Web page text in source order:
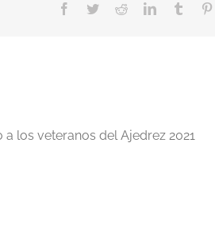
Facebook
TwitterRedditLinkedInTumblr
los veteranos del Ajedrez 2021